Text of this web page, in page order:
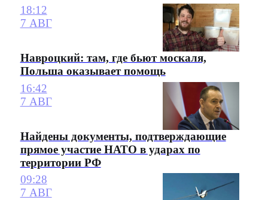
18:12
7 АВГ
Навроцкий: там, где бьют москаля,
Польша оказывает помощь
16:42
7 АВГ
Найдены документы, подтверждающие
прямое участие НАТО в ударах по
территории РФ
09:28
7 АВГ